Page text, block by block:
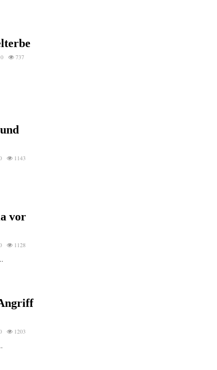
0 737
1143
vor
1128
1203